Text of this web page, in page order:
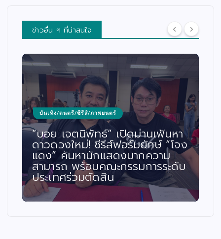
ข่าวอื่น ๆ ที่น่าสนใจ
สังคม/ศาสนา/การศึกษา
“ฮันนี่–ณภัค” เปิดโครงการ
“ณภัค” (NAPUK Project) เดิน
หน้าช่วยเหลือผู้ยากไร้ และผู้ประสบ
ภัย พร้อมเปิดช่องทางรับเรื่องช่วย
เหลือ